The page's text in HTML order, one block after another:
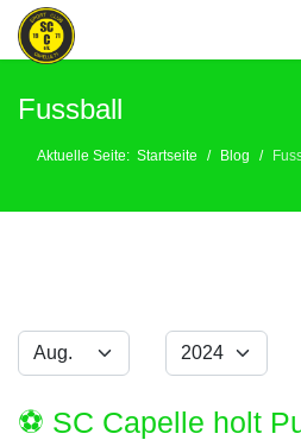
Fussball
Aktuelle Seite: Startseite Blog
Filter
Monat Jahr
⚽️ SC Capelle holt